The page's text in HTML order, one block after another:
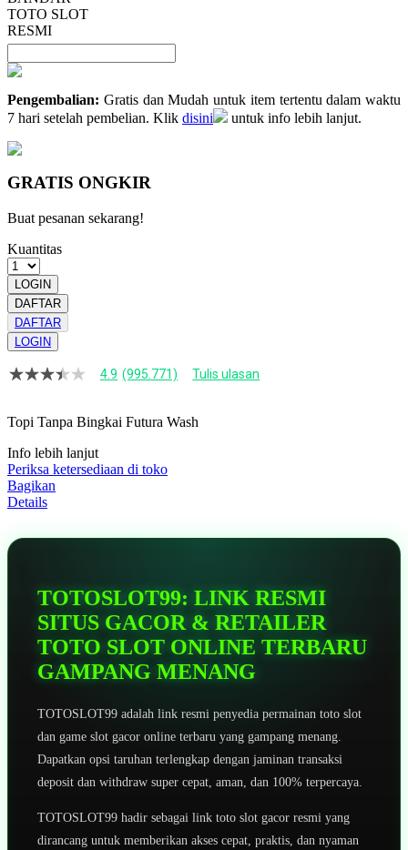
TOTO SLOT
RESMI
Pengembalian: Gratis dan Mudah untuk item tertentu dalam waktu
7 hari setelah pembelian. Klik disini untuk info lebih lanjut.
GRATIS ONGKIR
Buat pesanan sekarang!
Kuantitas
LOGIN
DAFTAR
DAFTAR
LOGIN
4.9
bintang,
rating
rata-
rata.
Read
13
Tautan
4.9 (995.771) Tulis ulasan
Topi Tanpa Bingkai Futura Wash
Info lebih lanjut
Periksa ketersediaan di toko
Bagikan
Details
TOTOSLOT99: LINK RESMI
SITUS GACOR & RETAILER
TOTO SLOT ONLINE TERBARU
GAMPANG MENANG
TOTOSLOT99 adalah link resmi penyedia permainan toto slot
dan game slot gacor online terbaru yang gampang menang.
Dapatkan opsi taruhan terlengkap dengan jaminan transaksi
deposit dan withdraw super cepat, aman, dan 100% terpercaya.
TOTOSLOT99 hadir sebagai link toto slot gacor resmi yang
dirancang untuk memberikan akses cepat, praktis, dan nyaman